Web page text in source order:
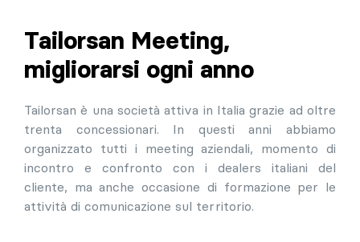
Tailorsan Meeting,
migliorarsi ogni anno
Tailorsan è una società attiva in Italia grazie ad oltre
trenta concessionari. In questi anni abbiamo
organizzato tutti i meeting aziendali, momento di
incontro e confronto con i dealers italiani del
cliente, ma anche occasione di formazione per le
attività di comunicazione sul territorio.